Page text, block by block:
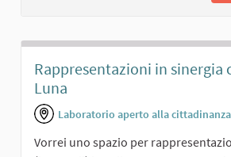
Rappresentazioni in sinergia
Luna
Laboratorio aperto alla cittadinanza
Vorrei uno spazio per